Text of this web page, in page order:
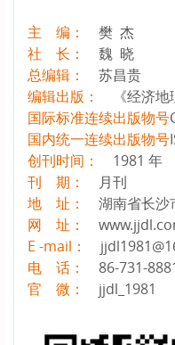
主 编 ：
樊 杰
社 长： 魏 晓
总编辑： 苏昌贵
编辑出版：
《经济地
国际标准连续出版物号
国内统一连续出版物号
创刊时间：
1981 年
刊 期：
月刊
地 址：
湖南省长沙
网 址：
E -mail：
电 话：
86-731-
官 微：
jjdl_1981